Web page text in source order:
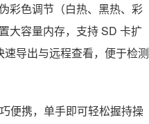
彩色调节（白热、黑热、彩
大容量内存，支持 SD 卡扩
导出与远程查看，便于检测
便携，单手即可轻松握持操